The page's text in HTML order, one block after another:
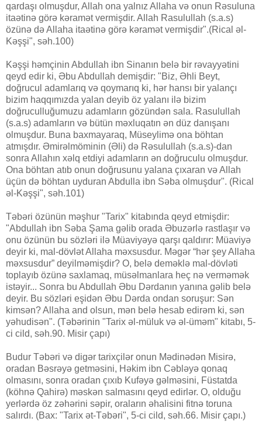
qardaşı olmuşdur, Allah ona yalnız Allaha və onun Rəsuluna
itaətinə görə kəramət vermişdir. Allah Rasulullah (s.a.s)
özünə də Allaha itaətinə görə kəramət vermişdir".(Rical əl-
Kəşşi", səh.100)
Kəşşi həmçinin Abdullah ibn Sinanın belə bir rəvayyətini
qeyd edir ki, Əbu Abdullah demişdir: "Biz, Əhli Beyt,
doğrucul adamlarıq və qoymarıq ki, hər hansı bir yalançı
bizim haqqımızda yalan deyib öz yalanı ilə bizim
doğruculluğumuzu adamların gözündən sala. Rasulullah
(s.a.s) adamların və bütün məxluqatın ən düz danışanı
olmuşdur. Buna baxmayaraq, Müseylimə ona böhtan
atmışdır. Əmirəlmöminin (Əli) də Rəsulullah (s.a.s)-dan
sonra Allahın xəlq etdiyi adamların ən doğruculu olmuşdur.
Ona böhtan atıb onun doğrusunu yalana çıxaran və Allah
üçün də böhtan uyduran Abdulla ibn Səba olmuşdur". (Rical
əl-Kəşşi", səh.101)
Təbəri özünün məşhur "Tarix" kitabında qeyd etmişdir:
"Abdullah ibn Səba Şama gəlib orada Əbuzərlə rastlaşır və
onu özünün bu sözləri ilə Müaviyəyə qarşı qaldırır: Müaviyə
deyir ki, mal-dövlət Allaha məxsusdur. Məgər “hər şey Allaha
məxsusdur” deyilməmişdir? O, belə deməklə mal-dövləti
toplayıb özünə saxlamaq, müsəlmanlara heç nə verməmək
istəyir... Sonra bu Abdullah Əbu Dərdanın yanına gəlib belə
deyir. Bu sözləri eşidən Əbu Dərda ondan soruşur: Sən
kimsən? Allaha and olsun, mən belə hesab edirəm ki, sən
yəhudisən". (Təbərinin "Tarix əl-müluk və əl-üməm" kitabı, 5-
ci cild, səh.90. Misir çapı)
Budur Təbəri və digər tarixçilər onun Mədinədən Misirə,
oradan Bəsrəyə getməsini, Həkim ibn Cəbləyə qonaq
olmasını, sonra oradan çıxıb Kufəyə gəlməsini, Füstatda
(köhnə Qahirə) məskən salmasını qeyd edirlər. O, olduğu
yerlərdə öz zəhərini səpir, oraların əhalisini fitnə toruna
salırdı. (Bax: "Tarix ət-Təbəri", 5-ci cild, səh.66. Misir çapı.)